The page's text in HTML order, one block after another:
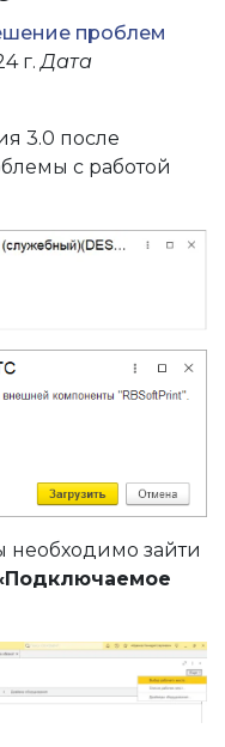
проблем
г.Дата
3.0 после
с работой
зайти